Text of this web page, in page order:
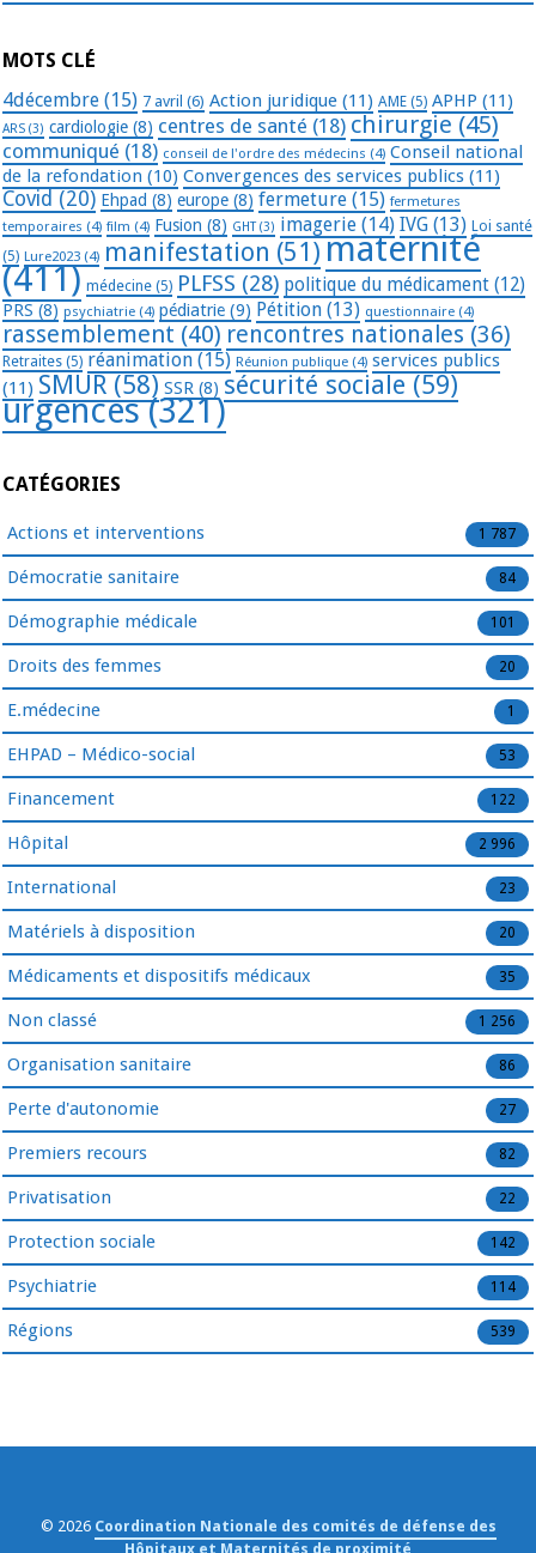
MOTS CLÉ
4décembre (15) 7 avril (6) Action juridique (11) AME (5) APHP (11)
ARS (3) cardiologie (8) centres de santé (18) chirurgie (45)
communiqué (18) conseil de l'ordre des médecins (4) Conseil national
de la refondation (10) Convergences des services publics (11)
Covid (20) Ehpad (8) europe (8) fermeture (15) fermetures
temporaires (4) film (4) Fusion (8) GHT(3) imagerie (14) IVG (13) Loi santé
(5) Lure2023 (4) manifestation (51) maternité
(411) médecine (5) PLFSS (28) politique du médicament (12)
PRS (8) psychiatrie (4) pédiatrie (9) Pétition (13) questionnaire (4)
rassemblement (40) rencontres nationales (36)
Retraites (5) réanimation (15) Réunion publique (4) services publics
(11) SMUR (58) SSR (8) sécurité sociale (59)
urgences(321)
CATÉGORIES
Actions et interventions 1 787
Démocratie sanitaire 84
Démographie médicale 101
Droits des femmes 20
E.médecine 1
EHPAD – Médico-social 53
Financement 122
Hôpital 2 996
International 23
Matériels à disposition 20
Médicaments et dispositifs médicaux 35
Non classé 1 256
Organisation sanitaire 86
Perte d'autonomie 27
Premiers recours 82
Privatisation 22
Protection sociale 142
Psychiatrie 114
Régions 539
© 2026 Coordination Nationale des comités de défense des
Hôpitaux et Maternités de proximité